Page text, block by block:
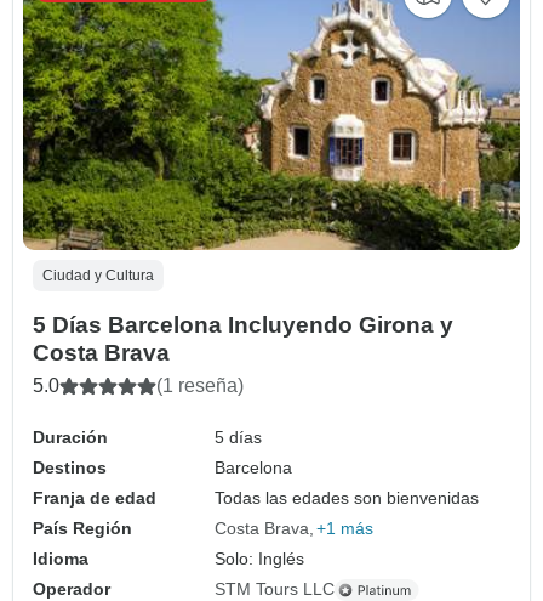
Ciudad y Cultura
5 Días Barcelona Incluyendo Girona y
Costa Brava
5.0 (1 reseña)
Duración
5 días
Destinos
Barcelona
Franja de edad
Todas las edades son bienvenidas
País Región
Costa Brava +1 más
Idioma
Solo: Inglés
Operador
STM Tours LLC